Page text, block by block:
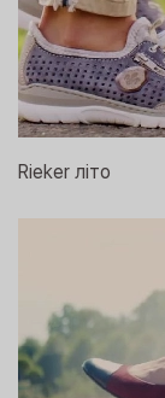
Rieker літо